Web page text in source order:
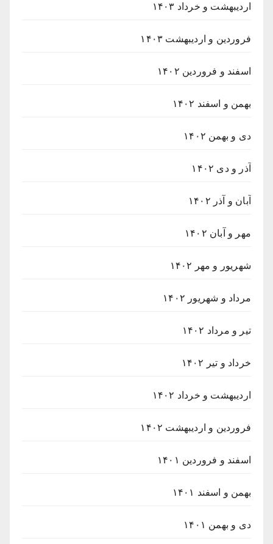
اردیبهشت و خرداد ۱۴۰۳
فروردین و اردیبهشت ۱۴۰۳
اسفند و فروردین ۱۴۰۲
بهمن و اسفند ۱۴۰۲
دی و بهمن ۱۴۰۲
آذر و دی ۱۴۰۲
آبان و آذر ۱۴۰۲
مهر و آبان ۱۴۰۲
شهریور و مهر ۱۴۰۲
مرداد و شهریور ۱۴۰۲
تیر و مرداد ۱۴۰۲
خرداد و تیر ۱۴۰۲
اردیبهشت و خرداد ۱۴۰۲
فروردین و اردیبهشت ۱۴۰۲
اسفند و فروردین ۱۴۰۱
بهمن و اسفند ۱۴۰۱
دی و بهمن ۱۴۰۱